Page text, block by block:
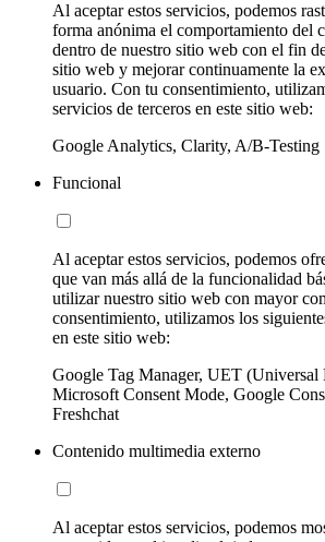
Al aceptar estos servicios, podemos
forma anónima el comportamiento del
dentro de nuestro sitio web con el fin
sitio web y mejorar continuamente la
usuario. Con tu consentimiento,
servicios de terceros en este sitio web:
Google Analytics, Clarity, A/B-Testing
Funcional
Al aceptar estos servicios, podemos
que van más allá de la funcionalidad
utilizar nuestro sitio web con mayor
consentimiento, utilizamos los
en este sitio web:
Google Tag Manager, UET (Universal
Microsoft Consent Mode, Google
Freshchat
Contenido multimedia externo
Al aceptar estos servicios, podemos